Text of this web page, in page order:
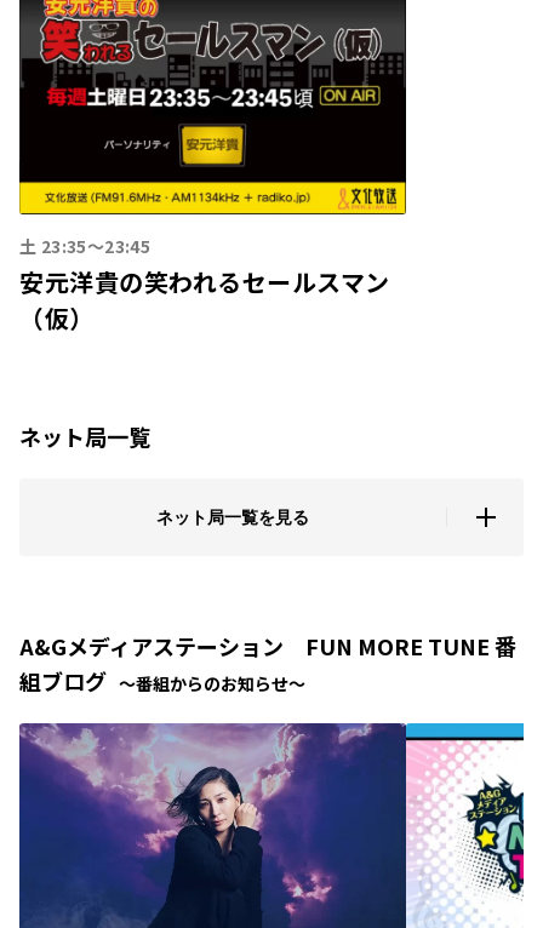
土 23:35～23:45
安元洋貴の笑われるセールスマン
（仮）
ネット局一覧
ネット局一覧を見る
A&Gメディアステーション FUN MORE TUNE 番
組ブログ 〜番組からのお知らせ〜